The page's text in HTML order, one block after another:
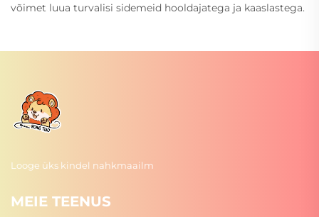
võimet luua turvalisi sidemeid hooldajatega ja kaaslastega.
Looge üks kindel nahkmaailm
MEIE TEENUS